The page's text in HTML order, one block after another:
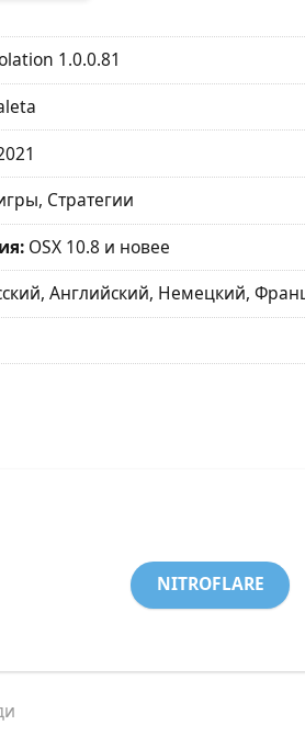
1.0.0.81
Стратегии
OSX 10.8 и новее
Английский, Немецкий,
NITROFLARE